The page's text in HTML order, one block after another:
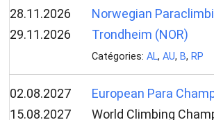
28.11.2026
29.11.2026
Norwegian
Trondheim (NOR)
Catégories: AL, AU, B, RP
02.08.2027
15.08.2027
European Para
World Climbing